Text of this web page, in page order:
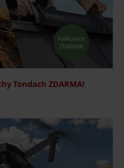
Tondach ZDARMA!